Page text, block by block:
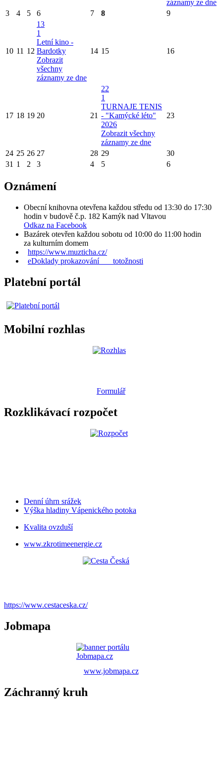
záznamy ze dne
3
4 5 6 7 8 9
10 11 12
13
1
Letní kino -
Bardotky
Zobrazit
všechny
záznamy ze dne
14 15 16
17 18 19 20 21
22
1
TURNAJE TENIS
- "Kamýcké léto"
2026
Zobrazit všechny
záznamy ze dne
23
24 25 26 27 28 29
30
31 1 2 3 4 5 6
Oznámení
Obecní knihovna otevřena každou středu od 13:30 do 17:30
hodin v budově č.p. 182 Kamýk nad Vltavou
Odkaz na Facebook
Bazárek otevřen každou sobotu od 10:00 do 11:00 hodin
za kulturním domem
https://www.muzticha.cz/
eDoklady prokazování totožnosti
Platební portál
Mobilní rozhlas
Formulář
Rozklikávací rozpočet
Denní úhrn srážek
Výška hladiny Vápenického potoka
Kvalita ovzduší
www.zkrotimeenergie.cz
https://www.cestaceska.cz/
Jobmapa
www.jobmapa.cz
Záchranný kruh